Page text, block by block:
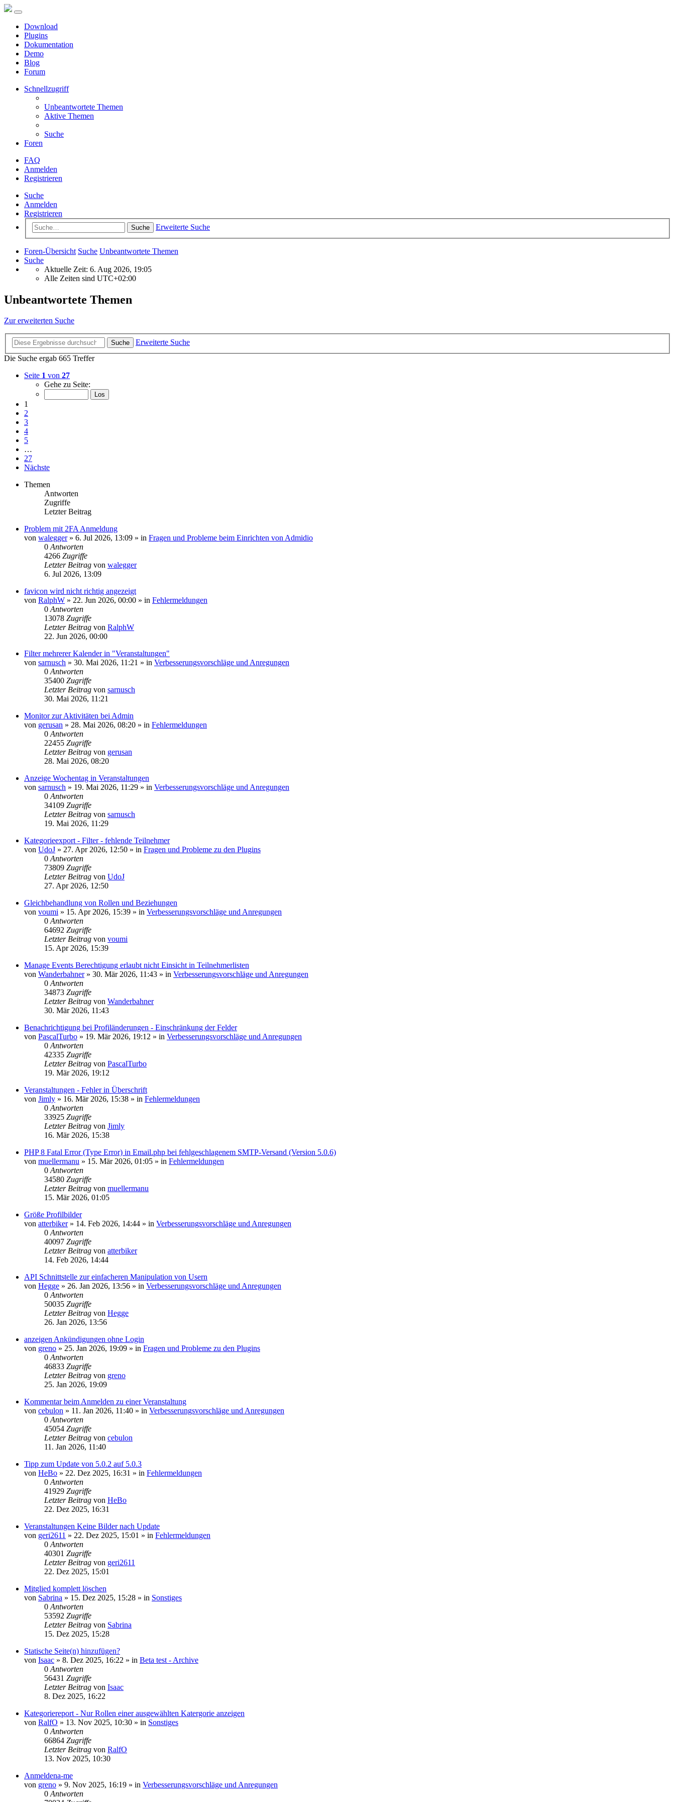
Download
Plugins
Dokumentation
Demo
Blog
Forum
Schnellzugriff
Unbeantwortete Themen
Aktive Themen
Suche
Foren
FAQ
Anmelden
Registrieren
Suche
Anmelden
Registrieren
Suche Erweiterte Suche
Foren-Übersicht Suche Unbeantwortete Themen
Suche
Aktuelle Zeit: 6. Aug 2026, 19:05
Alle Zeiten sind UTC+02:00
Unbeantwortete Themen
Zur erweiterten Suche
Suche
Erweiterte Suche
Die Suche ergab 665 Treffer
Seite 1 von 27
Gehe zu Seite:
1
2
3
4
5
…
27
Nächste
Themen
Antworten
Zugriffe
Letzter Beitrag
Problem mit 2FA Anmeldung
von walegger» 6. Jul 2026, 13:09 » in Fragen und Probleme beim Einrichten von Admidio
0 Antworten
4266 Zugriffe
Letzter Beitrag von walegger
6. Jul 2026, 13:09
favicon wird nicht richtig angezeigt
von RalphW » 22. Jun 2026, 00:00 » in Fehlermeldungen
0 Antworten
13078 Zugriffe
Letzter Beitrag von RalphW
22. Jun 2026, 00:00
Filter mehrerer Kalender in "Veranstaltungen"
von sarnusch » 30. Mai 2026, 11:21 » in Verbesserungsvorschläge und Anregungen
0 Antworten
35400 Zugriffe
Letzter Beitrag von sarnusch
30. Mai 2026, 11:21
Monitor zur Aktivitäten bei Admin
von gerusan » 28. Mai 2026, 08:20 » in Fehlermeldungen
0 Antworten
22455 Zugriffe
Letzter Beitrag von gerusan
28. Mai 2026, 08:20
Anzeige Wochentag in Veranstaltungen
von sarnusch » 19. Mai 2026, 11:29 » in Verbesserungsvorschläge und Anregungen
0 Antworten
34109 Zugriffe
Letzter Beitrag von sarnusch
19. Mai 2026, 11:29
Kategorieexport - Filter - fehlende Teilnehmer
von UdoJ » 27. Apr 2026, 12:50 » in Fragen und Probleme zu den Plugins
0 Antworten
73809 Zugriffe
Letzter Beitrag von UdoJ
27. Apr 2026, 12:50
Gleichbehandlung von Rollen und Beziehungen
von voumi » 15. Apr 2026, 15:39 » in Verbesserungsvorschläge und Anregungen
0 Antworten
64692 Zugriffe
Letzter Beitrag von voumi
15. Apr 2026, 15:39
Manage Events Berechtigung erlaubt nicht Einsicht in Teilnehmerlisten
von Wanderbahner» 30. Mär 2026, 11:43 » in Verbesserungsvorschläge und Anregungen
0 Antworten
34873 Zugriffe
Letzter Beitrag von Wanderbahner
30. Mär 2026, 11:43
Benachrichtigung bei Profiländerungen - Einschränkung der Felder
von PascalTurbo » 19. Mär 2026, 19:12 » in Verbesserungsvorschläge und Anregungen
0 Antworten
42335 Zugriffe
Letzter Beitrag von PascalTurbo
19. Mär 2026, 19:12
Veranstaltungen - Fehler in Überschrift
von Jimly » 16. Mär 2026, 15:38 » in Fehlermeldungen
0 Antworten
33925 Zugriffe
Letzter Beitrag von Jimly
16. Mär 2026, 15:38
PHP 8 Fatal Error (Type Error) in Email.php bei fehlgeschlagenem SMTP-Versand (Version 5.0.6)
von muellermanu » 15. Mär 2026, 01:05 » in Fehlermeldungen
0 Antworten
34580 Zugriffe
Letzter Beitrag von muellermanu
15. Mär 2026, 01:05
Größe Profilbilder
von atterbiker» 14. Feb 2026, 14:44 » in Verbesserungsvorschläge und Anregungen
0 Antworten
40097 Zugriffe
Letzter Beitrag von atterbiker
14. Feb 2026, 14:44
API Schnittstelle zur einfacheren Manipulation von Usern
von Hegge » 26. Jan 2026, 13:56 » in Verbesserungsvorschläge und Anregungen
0 Antworten
50035 Zugriffe
Letzter Beitrag von Hegge
26. Jan 2026, 13:56
anzeigen Ankündigungen ohne Login
von greno » 25. Jan 2026, 19:09 » in Fragen und Probleme zu den Plugins
0 Antworten
46833 Zugriffe
Letzter Beitrag von greno
25. Jan 2026, 19:09
Kommentar beim Anmelden zu einer Veranstaltung
von cebulon » 11. Jan 2026, 11:40 » in Verbesserungsvorschläge und Anregungen
0 Antworten
45054 Zugriffe
Letzter Beitrag von cebulon
11. Jan 2026, 11:40
Tipp zum Update von 5.0.2 auf 5.0.3
von HeBo » 22. Dez 2025, 16:31 » in Fehlermeldungen
0 Antworten
41929 Zugriffe
Letzter Beitrag von HeBo
22. Dez 2025, 16:31
Veranstaltungen Keine Bilder nach Update
von geri2611 » 22. Dez 2025, 15:01 » in Fehlermeldungen
0 Antworten
40301 Zugriffe
Letzter Beitrag von geri2611
22. Dez 2025, 15:01
Mitglied komplett löschen
von Sabrina » 15. Dez 2025, 15:28 » in Sonstiges
0 Antworten
53592 Zugriffe
Letzter Beitrag von Sabrina
15. Dez 2025, 15:28
Statische Seite(n) hinzufügen?
von Isaac » 8. Dez 2025, 16:22 » in Beta test - Archive
0 Antworten
56431 Zugriffe
Letzter Beitrag von Isaac
8. Dez 2025, 16:22
Kategoriereport - Nur Rollen einer ausgewählten Katergorie anzeigen
von RalfO » 13. Nov 2025, 10:30 » in Sonstiges
0 Antworten
66864 Zugriffe
Letzter Beitrag von RalfO
13. Nov 2025, 10:30
Anmeldena-me
von greno » 9. Nov 2025, 16:19 » in Verbesserungsvorschläge und Anregungen
0 Antworten